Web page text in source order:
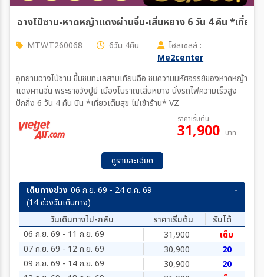
ฉางไป๋ซาน-หาดหญ้าแดงผ่านจิ่น-เสิ่นหยาง 6 วัน 4 คืน *เที่ยวเ
MTWT260068 6วัน 4คืน
โฮลเซลล์ :
Me2center
อุทยานฉางไป๋ซาน ขึ้นชมทะเลสาบเทียนฉือ ชมความมหัศจรรย์ของหาดหญ้า
แดงผานจิ่น พระราชวังปูยี เมืองโบราณเสิ่นหยาง นั่งรถไฟความเร็วสูง
ปักกิ่ง 6 วัน 4 คืน บิน *เที่ยวเต็มสุข ไม่เข้าร้าน* VZ
ราคาเริ่มต้น
31,900 บาท
ดูรายละเอียด
เดินทางช่วง 06 ก.ย. 69 - 24 ต.ค. 69
(14 ช่วงวันเดินทาง)
วันเดินทางไป-กลับ
ราคาเริ่มต้น
รับได้
06 ก.ย. 69 - 11 ก.ย. 69
31,900
เต็ม
07 ก.ย. 69 - 12 ก.ย. 69
30,900
20
09 ก.ย. 69 - 14 ก.ย. 69
30,900
20